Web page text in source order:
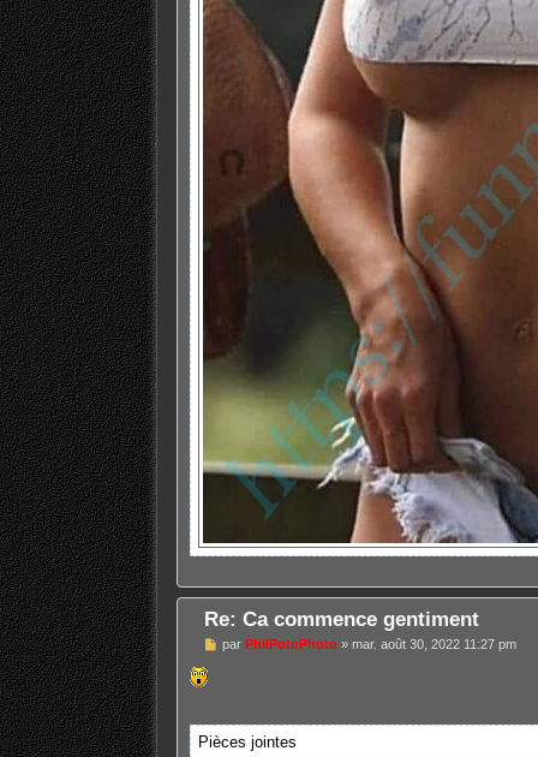
Re: Ca commence gentiment
M
e
parPhilPotoPhoto »mar. août 30, 2022 11:27 pm
Pièces jointes